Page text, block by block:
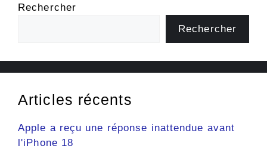
Rechercher
Rechercher
Articles récents
Apple a reçu une réponse inattendue avant
l'iPhone 18